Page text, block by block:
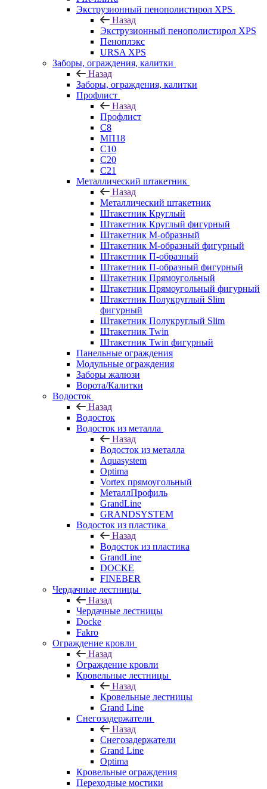
Экструзионный пенополистирол XPS
Назад
Экструзионный пенополистирол XPS
Пеноплэкс
URSA XPS
Заборы, ограждения, калитки
Назад
Заборы, ограждения, калитки
Профлист
Назад
Профлист
С8
МП18
С10
С20
С21
Металлический штакетник
Назад
Металлический штакетник
Штакетник Круглый
Штакетник Круглый фигурный
Штакетник М-образный
Штакетник М-образный фигурный
Штакетник П-образный
Штакетник П-образный фигурный
Штакетник Прямоугольный
Штакетник Прямоугольный фигурный
Штакетник Полукруглый Slim
фигурный
Штакетник Полукруглый Slim
Штакетник Twin
Штакетник Twin фигурный
Панельные ограждения
Модульные ограждения
Заборы жалюзи
Ворота/Калитки
Водосток
Назад
Водосток
Водосток из металла
Назад
Водосток из металла
Aquasystem
Optima
Vortex прямоугольный
МеталлПрофиль
GrandLine
GRANDSYSTEM
Водосток из пластика
Назад
Водосток из пластика
GrandLine
DOCKE
FINEBER
Чердачные лестницы
Назад
Чердачные лестницы
Docke
Fakro
Ограждение кровли
Назад
Ограждение кровли
Кровельные лестницы
Назад
Кровельные лестницы
Grand Line
Снегозадержатели
Назад
Снегозадержатели
Grand Line
Optima
Кровельные ограждения
Переходные мостики